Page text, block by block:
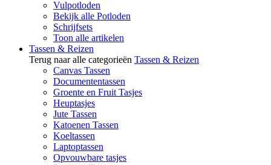
Vulpotloden
Bekijk alle Potloden
Schrijfsets
Toon alle artikelen
Tassen & Reizen
Terug naar alle categorieën Tassen & Reizen
Canvas Tassen
Documententassen
Groente en Fruit Tasjes
Heuptasjes
Jute Tassen
Katoenen Tassen
Koeltassen
Laptoptassen
Opvouwbare tasjes